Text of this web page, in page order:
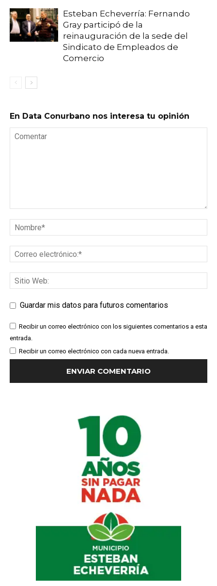
Esteban Echeverría: Fernando
Gray participó de la
reinauguración de la sede del
Sindicato de Empleados de
Comercio
En Data Conurbano nos interesa tu opinión
Guardar mis datos para futuros comentarios
Recibir un correo electrónico con los siguientes comentarios a esta
entrada.
Recibir un correo electrónico con cada nueva entrada.